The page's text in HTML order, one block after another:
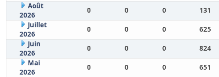
Août
2026
0 0 0
131
Juillet
2026
0 0 0
625
Juin
2026
0 0 0
824
Mai
2026
0 0 0
651